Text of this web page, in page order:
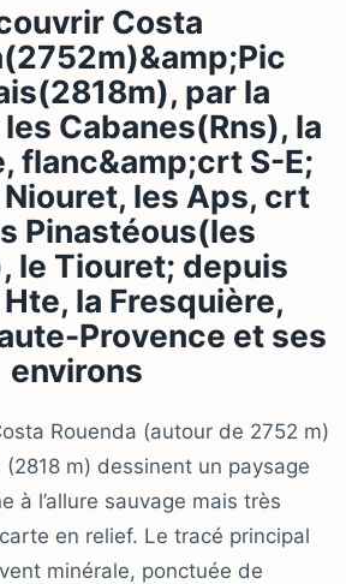
Costa
par la
Cabanes(Rns), la
flanc&amp;crt S-E;
les Aps, crt
Pinastéous(les
le Tiouret; depuis
la Fresquière,
Provence et ses
environs
Rouenda (autour de 2752 m)
(2818 m) dessinent un paysage
à l’allure sauvage mais très
en relief. Le tracé principal
minérale, ponctuée de